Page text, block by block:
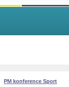
PM konference Sport